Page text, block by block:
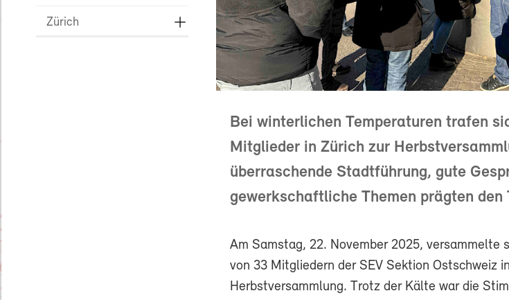
Zürich
Bei winterlichen Temperaturen trafen
Mitglieder in Zürich zur
überraschende Stadtführung, gute
gewerkschaftliche Themen prägten den
Am Samstag, 22. November 2025, versammelte
von 33 Mitgliedern der SEV Sektion Ostschweiz
Herbstversammlung. Trotz der Kälte war die